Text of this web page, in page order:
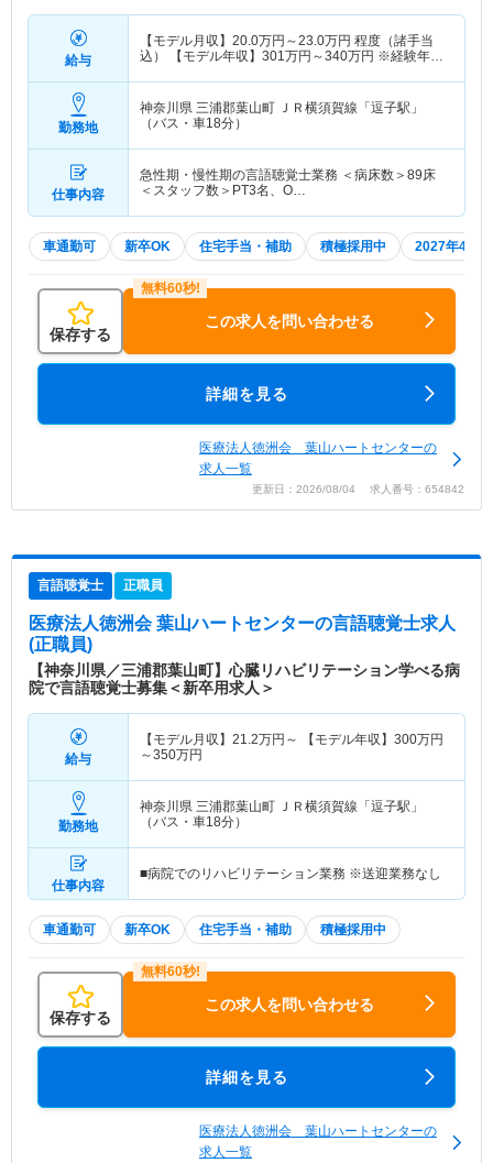
給与
【モデル月収】 20.0万円～23.0万円 程度（諸手当
込） 【モデル年収】 301万円～340万円 ※経験年数
勤務地
神奈川県 三浦郡葉山町 ＪＲ横須賀線「逗子駅」
（バス・車18分）
仕事内容
急性期・慢性期の言語聴覚士業務 ＜病床数＞89床
＜スタッフ数＞PT3名、O…
車通勤可 新卒OK 住宅手当・補助 積極採用中 2027年4月
保存する
この求人を問い合わせる
詳細を見る
医療法人徳洲会 葉山ハートセンターの
求人一覧
更新日：2026/08/04 求人番号：654842
言語聴覚士 正職員
医療法人徳洲会 葉山ハートセンターの言語聴覚士求人
(正職員)
【神奈川県／三浦郡葉山町】心臓リハビリテーション学べる病
院で言語聴覚士募集＜新卒用求人＞
給与
【モデル月収】 21.2万円～ 【モデル年収】 300万円
～350万円
勤務地
神奈川県 三浦郡葉山町 ＪＲ横須賀線「逗子駅」
（バス・車18分）
仕事内容
■病院でのリハビリテーション業務 ※送迎業務なし
車通勤可 新卒OK 住宅手当・補助 積極採用中
保存する
この求人を問い合わせる
詳細を見る
医療法人徳洲会 葉山ハートセンターの
求人一覧